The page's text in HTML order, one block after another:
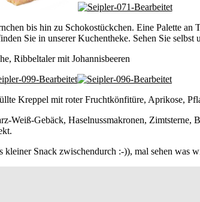
bis hin zu Schokostückchen. Eine Palette an
Sie in unserer Kuchentheke. Sehen Sie selbst
Ribbeltaler mit Johannisbeeren
Kreppel mit roter Fruchtkönfitüre, Aprikose,
Weiß-Gebäck, Haselnussmakronen, Zimtsterne,
Snack zwischendurch :-)), mal sehen was